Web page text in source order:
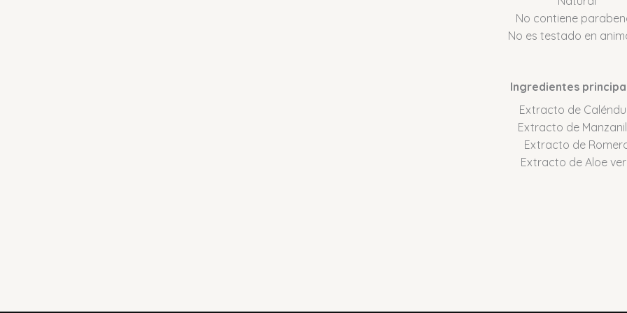
No contiene
No es testado en
Ingredientes
Extracto de
Extracto de
Extracto de
Extracto de Aloe